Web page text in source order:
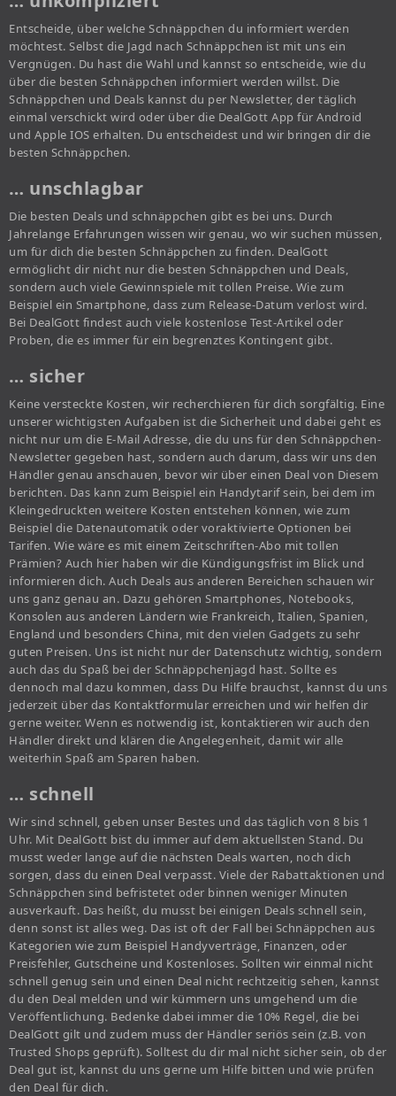
Entscheide, über welche Schnäppchen du informiert werden
möchtest. Selbst die Jagd nach Schnäppchen ist mit uns ein
Vergnügen. Du hast die Wahl und kannst so entscheide, wie du
über die besten Schnäppchen informiert werden willst. Die
Schnäppchen und Deals kannst du per Newsletter, der täglich
einmal verschickt wird oder über die DealGott App für Android
und Apple IOS erhalten. Du entscheidest und wir bringen dir die
besten Schnäppchen.
… unschlagbar
Die besten Deals und schnäppchen gibt es bei uns. Durch
Jahrelange Erfahrungen wissen wir genau, wo wir suchen müssen,
um für dich die besten Schnäppchen zu finden. DealGott
ermöglicht dir nicht nur die besten Schnäppchen und Deals,
sondern auch viele Gewinnspiele mit tollen Preise. Wie zum
Beispiel ein Smartphone, dass zum Release-Datum verlost wird.
Bei DealGott findest auch viele kostenlose Test-Artikel oder
Proben, die es immer für ein begrenztes Kontingent gibt.
… sicher
Keine versteckte Kosten, wir recherchieren für dich sorgfältig. Eine
unserer wichtigsten Aufgaben ist die Sicherheit und dabei geht es
nicht nur um die E-Mail Adresse, die du uns für den Schnäppchen-
Newsletter gegeben hast, sondern auch darum, dass wir uns den
Händler genau anschauen, bevor wir über einen Deal von Diesem
berichten. Das kann zum Beispiel ein Handytarif sein, bei dem im
Kleingedruckten weitere Kosten entstehen können, wie zum
Beispiel die Datenautomatik oder voraktivierte Optionen bei
Tarifen. Wie wäre es mit einem Zeitschriften-Abo mit tollen
Prämien? Auch hier haben wir die Kündigungsfrist im Blick und
informieren dich. Auch Deals aus anderen Bereichen schauen wir
uns ganz genau an. Dazu gehören Smartphones, Notebooks,
Konsolen aus anderen Ländern wie Frankreich, Italien, Spanien,
England und besonders China, mit den vielen Gadgets zu sehr
guten Preisen. Uns ist nicht nur der Datenschutz wichtig, sondern
auch das du Spaß bei der Schnäppchenjagd hast. Sollte es
dennoch mal dazu kommen, dass Du Hilfe brauchst, kannst du uns
jederzeit über das Kontaktformular erreichen und wir helfen dir
gerne weiter. Wenn es notwendig ist, kontaktieren wir auch den
Händler direkt und klären die Angelegenheit, damit wir alle
weiterhin Spaß am Sparen haben.
… schnell
Wir sind schnell, geben unser Bestes und das täglich von 8 bis 1
Uhr. Mit DealGott bist du immer auf dem aktuellsten Stand. Du
musst weder lange auf die nächsten Deals warten, noch dich
sorgen, dass du einen Deal verpasst. Viele der Rabattaktionen und
Schnäppchen sind befristetet oder binnen weniger Minuten
ausverkauft. Das heißt, du musst bei einigen Deals schnell sein,
denn sonst ist alles weg. Das ist oft der Fall bei Schnäppchen aus
Kategorien wie zum Beispiel Handyverträge, Finanzen, oder
Preisfehler, Gutscheine und Kostenloses. Sollten wir einmal nicht
schnell genug sein und einen Deal nicht rechtzeitig sehen, kannst
du den Deal melden und wir kümmern uns umgehend um die
Veröffentlichung. Bedenke dabei immer die 10% Regel, die bei
DealGott gilt und zudem muss der Händler seriös sein (z.B. von
Trusted Shops geprüft). Solltest du dir mal nicht sicher sein, ob der
Deal gut ist, kannst du uns gerne um Hilfe bitten und wie prüfen
den Deal für dich.